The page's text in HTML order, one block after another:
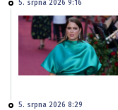
5. srpna 2026 9:16
5. srpna 2026 8:29